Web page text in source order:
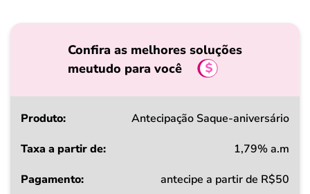
Confira as melhores soluções
meutudo para você
Produto
a
Antecipação Saque-aniversário
1,79% a.m
antecipe a partir de R$50